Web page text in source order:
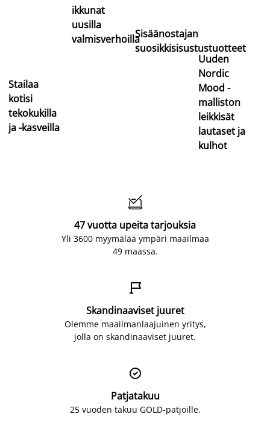
Stailaa
kotisi
tekokukilla
ja -kasveilla
ikkunat
uusilla
valmisverhoillaSisäänostajan
suosikkisisustustuotteet
Uuden
Nordic
Mood -
malliston
leikkisät
lautaset ja
kulhot

47 vuotta upeita tarjouksia
Yli 3600 myymälää ympäri maailmaa
49 maassa.

Skandinaaviset juuret
Olemme maailmanlaajuinen yritys,
jolla on skandinaaviset juuret.

Patjatakuu
25 vuoden takuu GOLD-patjoille.